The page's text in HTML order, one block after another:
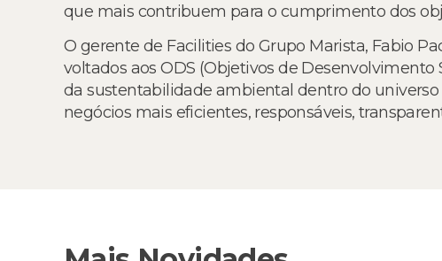
que mais contribuem para o cumprimento dos
O gerente de Facilities do Grupo Marista, Fabio
voltados aos ODS (Objetivos de
da sustentabilidade ambiental dentro do universo
negócios mais eficientes, responsáveis,